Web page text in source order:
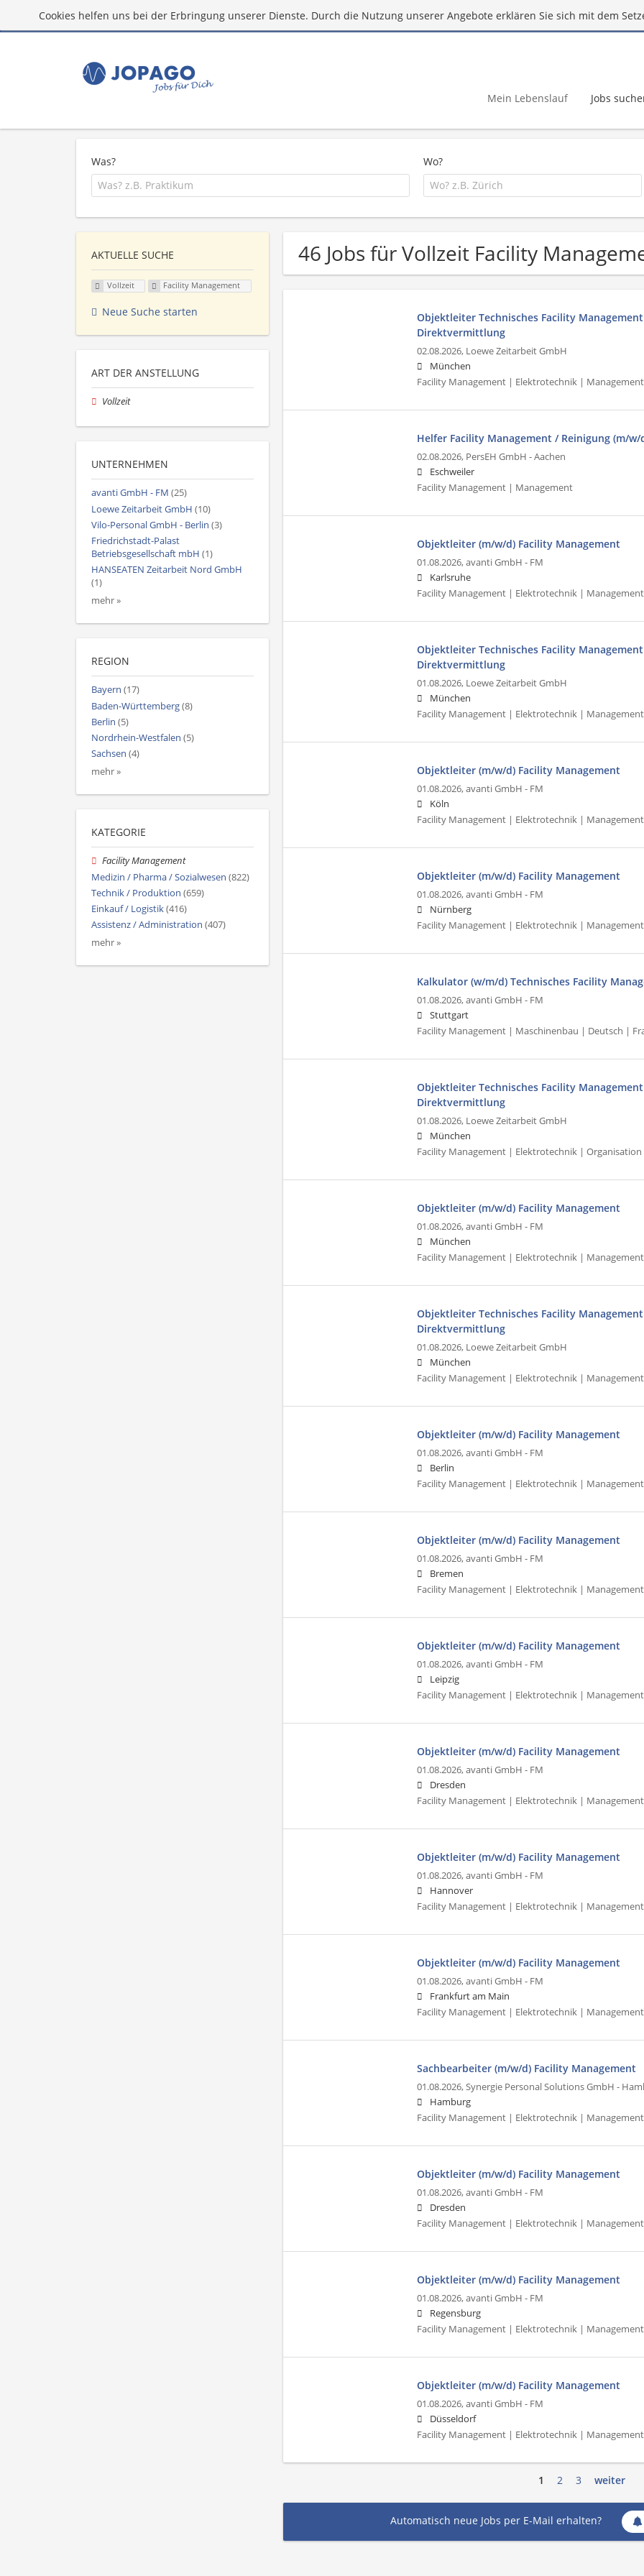
Cookies helfen uns bei der Erbringung unserer Dienste. Durch die Nutzung unserer Angebote erklären Sie sich mit dem
Mein Lebenslauf Jobs
Was? Wo?
46 Jobs für Vollzeit Facility
Objektleiter Technisches Facility
Direktvermittlung
02.08.2026, Loewe Zeitarbeit GmbH
München
Facility Management | Elektrotechnik | Management
Helfer Facility Management / Reinigung (m/w/
02.08.2026, PersEH GmbH - Aachen
Eschweiler
Facility Management | Management
Objektleiter (m/w/d) Facility Management
01.08.2026,avanti GmbH - FM
Karlsruhe
Facility Management | Elektrotechnik | Management
Objektleiter Technisches Facility
Direktvermittlung
01.08.2026, Loewe Zeitarbeit GmbH
München
Facility Management | Elektrotechnik | Management
Objektleiter (m/w/d) Facility Management
01.08.2026,avanti GmbH - FM
Köln
Facility Management | Elektrotechnik | Management
Objektleiter (m/w/d) Facility Management
01.08.2026,avanti GmbH - FM
Nürnberg
Facility Management | Elektrotechnik | Management
Kalkulator (w/m/d) Technisches Facility
01.08.2026,avanti GmbH - FM
Stuttgart
Facility Management | Maschinenbau | Deutsch |
Objektleiter Technisches Facility
Direktvermittlung
01.08.2026, Loewe Zeitarbeit GmbH
München
Facility Management | Elektrotechnik |
Objektleiter (m/w/d) Facility Management
01.08.2026,avanti GmbH - FM
München
Facility Management | Elektrotechnik | Management
Objektleiter Technisches Facility
Direktvermittlung
01.08.2026, Loewe Zeitarbeit GmbH
München
Facility Management | Elektrotechnik | Management
Objektleiter (m/w/d) Facility Management
01.08.2026,avanti GmbH - FM
Berlin
Facility Management | Elektrotechnik | Management
Objektleiter (m/w/d) Facility Management
01.08.2026,avanti GmbH - FM
Bremen
Facility Management | Elektrotechnik | Management
Objektleiter (m/w/d) Facility Management
01.08.2026,avanti GmbH - FM
Leipzig
Facility Management | Elektrotechnik | Management
Objektleiter (m/w/d) Facility Management
01.08.2026,avanti GmbH - FM
Dresden
Facility Management | Elektrotechnik | Management
Objektleiter (m/w/d) Facility Management
01.08.2026,avanti GmbH - FM
Hannover
Facility Management | Elektrotechnik | Management
Objektleiter (m/w/d) Facility Management
01.08.2026,avanti GmbH - FM
Frankfurt am Main
Facility Management | Elektrotechnik | Management
Sachbearbeiter (m/w/d) Facility Management
01.08.2026,Synergie Personal Solutions GmbH -
Hamburg
Facility Management | Elektrotechnik | Management
Objektleiter (m/w/d) Facility Management
01.08.2026,avanti GmbH - FM
Dresden
Facility Management | Elektrotechnik | Management
Objektleiter (m/w/d) Facility Management
01.08.2026,avanti GmbH - FM
Regensburg
Facility Management | Elektrotechnik | Management
Objektleiter (m/w/d) Facility Management
01.08.2026,avanti GmbH - FM
Düsseldorf
Facility Management | Elektrotechnik | Management
1 2 3 weiter
Automatisch neue Jobs per E-Mail erhalten?
AKTUELLE SUCHE
Vollzeit Facility Management
Neue Suche starten
ART DER ANSTELLUNG
Vollzeit
UNTERNEHMEN
avanti GmbH - FM (25)
Loewe Zeitarbeit GmbH (10)
Vilo-Personal GmbH - Berlin (3)
Friedrichstadt-Palast
Betriebsgesellschaft mbH (1)
HANSEATEN Zeitarbeit Nord GmbH
(1)
mehr »
REGION
Bayern (17)
Baden-Württemberg(8)
Berlin (5)
Nordrhein-Westfalen (5)
Sachsen (4)
mehr »
KATEGORIE
Facility Management
Medizin / Pharma / Sozialwesen (822)
Technik / Produktion (659)
Einkauf / Logistik(416)
Assistenz / Administration (407)
mehr »